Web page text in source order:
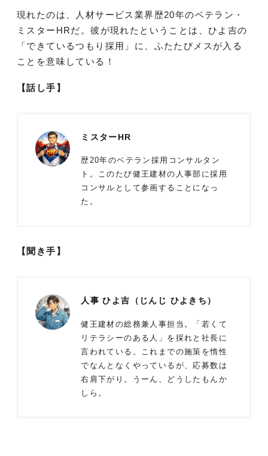
現れたのは、人材サービス業界歴20年のベテラン・
ミスターHRだ。彼が現れたということは、ひよ吉の
「できているつもり採用」に、ふたたびメスが入る
ことを意味している！
【話し手】
ミスターHR
歴20年のベテラン採用コンサルタン
ト。このたび健王建材の人事部に採用
コンサルとして参画することになっ
た。
【聞き手】
人事 ひよ吉（じんじ ひよきち）
健王建材の総務兼人事担当。「若くて
リテラシーのある人」を採れと社長に
言われている。これまでの施策を惰性
でなんとなくやっているが、応募数は
右肩下がり。うーん、どうしたもんか
しら。